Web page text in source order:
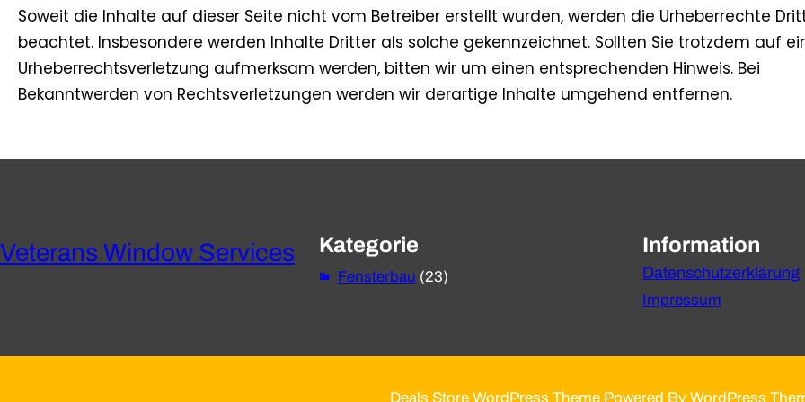
Soweit die Inhalte auf dieser Seite nicht vom Betreiber erstellt wurden, werden die Urheberrechte
beachtet. Insbesondere werden Inhalte Dritter als solche gekennzeichnet. Sollten Sie trotzdem auf
Urheberrechtsverletzung aufmerksam werden, bitten wir um einen entsprechenden Hinweis. Bei
Bekanntwerden von Rechtsverletzungen werden wir derartige Inhalte umgehend entfernen.
Veterans Window Services Kategorie
Fensterbau (23)
Information
Datenschutzerklärung
Impressum
Deals Store WordPress Theme Powered By WordPress